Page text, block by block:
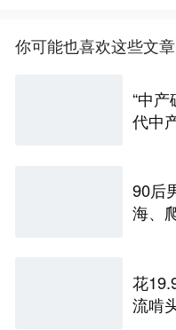
你可能也喜欢这些文章
“中
代中
90后
海、
花
流啃